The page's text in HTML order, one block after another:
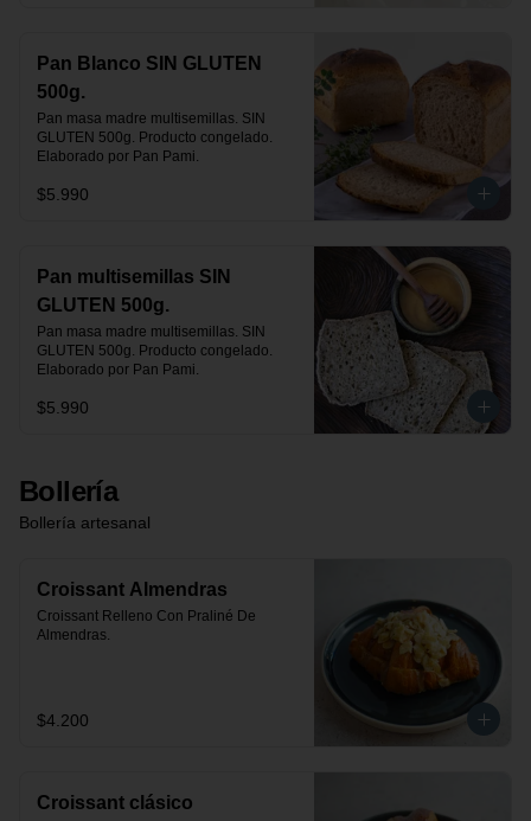
Pan Blanco SIN GLUTEN
500g.
Pan masa madre multisemillas. SIN
GLUTEN 500g. Producto congelado.
Elaborado por Pan Pami.
$5.990
Pan multisemillas SIN
GLUTEN 500g.
Pan masa madre multisemillas. SIN
GLUTEN 500g. Producto congelado.
Elaborado por Pan Pami.
$5.990
Bollería
Bollería artesanal
Croissant Almendras
Croissant Relleno Con Praliné De
Almendras.
$4.200
Croissant clásico